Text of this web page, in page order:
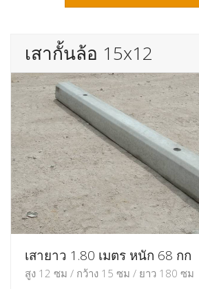
เสากั้นล้อ 15x12
เสายาว 1.80 เมตร หนัก 68 กก
สูง 12 ซม / กว้าง 15 ซม / ยาว 180 ซม